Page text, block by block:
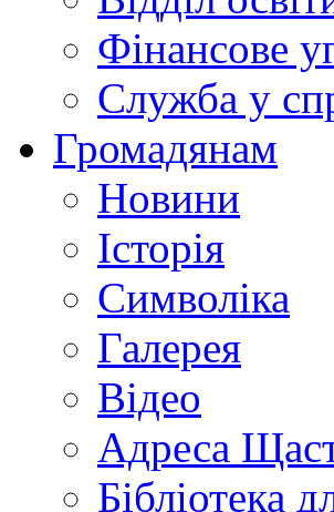
Фінансове
Служба у
Громадянам
Новини
Історія
Символіка
Галерея
Відео
Адреса
Бібліотека